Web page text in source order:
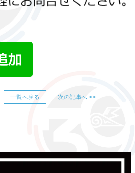
一覧へ戻る 次の記事へ >>